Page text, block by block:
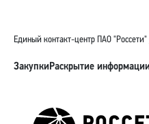
Единый контакт-центр ПАО "Россети"
ЗакупкиРаскрытие